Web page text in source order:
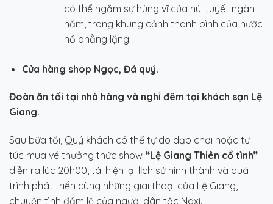
có thể ngắm sự hùng vĩ của núi tuyết ngàn
năm, trong khung cảnh thanh bình của nước
hồ phẳng lặng.
Cửa hàng shop Ngọc, Đá quý.
Đoàn ăn tối tại nhà hàng và nghỉ đêm tại khách sạn Lệ
Giang.
Sau bữa tối, Quý khách có thể tự do dạo chơi hoặc tư
túc mua vé thưởng thức show “Lệ Giang Thiên cổ tình”
diễn ra lúc 20h00, tái hiện lại lịch sử hình thành và quá
trình phát triển cùng những giai thoại của Lệ Giang,
chuyện tình đẫm lệ của người dân tộc Naxi.